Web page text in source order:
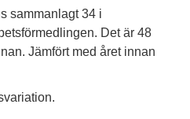
sammanlagt 34 i
Det är 48
Jämfört med året innan